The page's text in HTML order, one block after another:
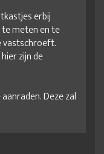
erbij
meten en te
vastschroeft.
zijn de
Deze zal